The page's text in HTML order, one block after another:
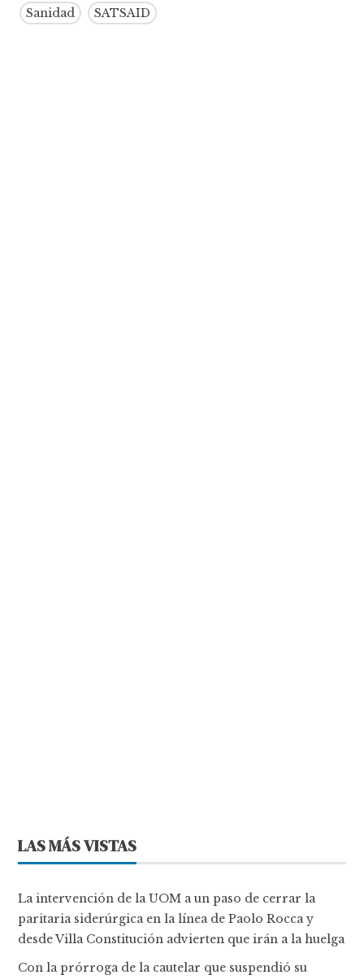
Sanidad SATSAID
LAS MÁS VISTAS
La intervención de la UOM a un paso de cerrar la
paritaria siderúrgica en la línea de Paolo Rocca y
desde Villa Constitución advierten que irán a la huelga
Con la prórroga de la cautelar que suspendió su